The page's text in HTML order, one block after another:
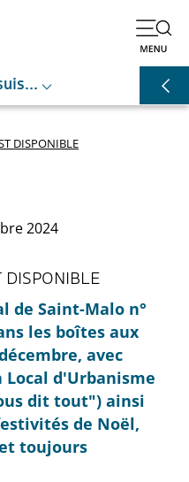
⌵
DISPONIBLE
2024
DISPONIBLE
de Saint-Malo n°
les boîtes aux
avec
Local d'Urbanisme
dit tout") ainsi
de Noël,
toujours